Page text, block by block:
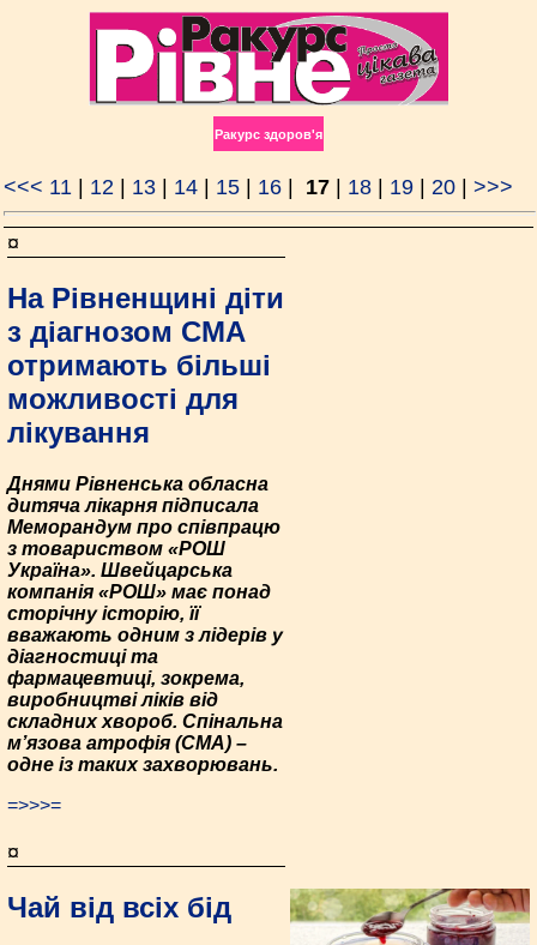
Ракурс здоров'я
<<< 11 12 13 14 15 16 17 18 19 20 >>>
¤
На Рівненщині діти
з діагнозом СМА
отримають більші
можливості для
лікування
Днями Рівненська обласна
дитяча лікарня підписала
Меморандум про співпрацю
з товариством «РОШ
Україна». Швейцарська
компанія «РОШ» має понад
сторічну історію, її
вважають одним з лідерів у
діагностиці та
фармацевтиці, зокрема,
виробництві ліків від
складних хвороб. Спінальна
м’язова атрофія (СМА) –
одне із таких захворювань.
=>>>=
¤
Чай від всіх бід